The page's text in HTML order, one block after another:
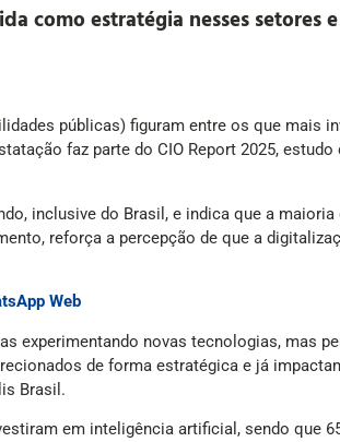
como estratégia nesses setores
públicas) figuram entre os que mais
faz parte do CIO Report 2025,
inclusive do Brasil, e indica que a
reforça a percepção de que a
Web
experimentando novas tecnologias, mas
de forma estratégica e já
Brasil.
em inteligência artificial, sendo que